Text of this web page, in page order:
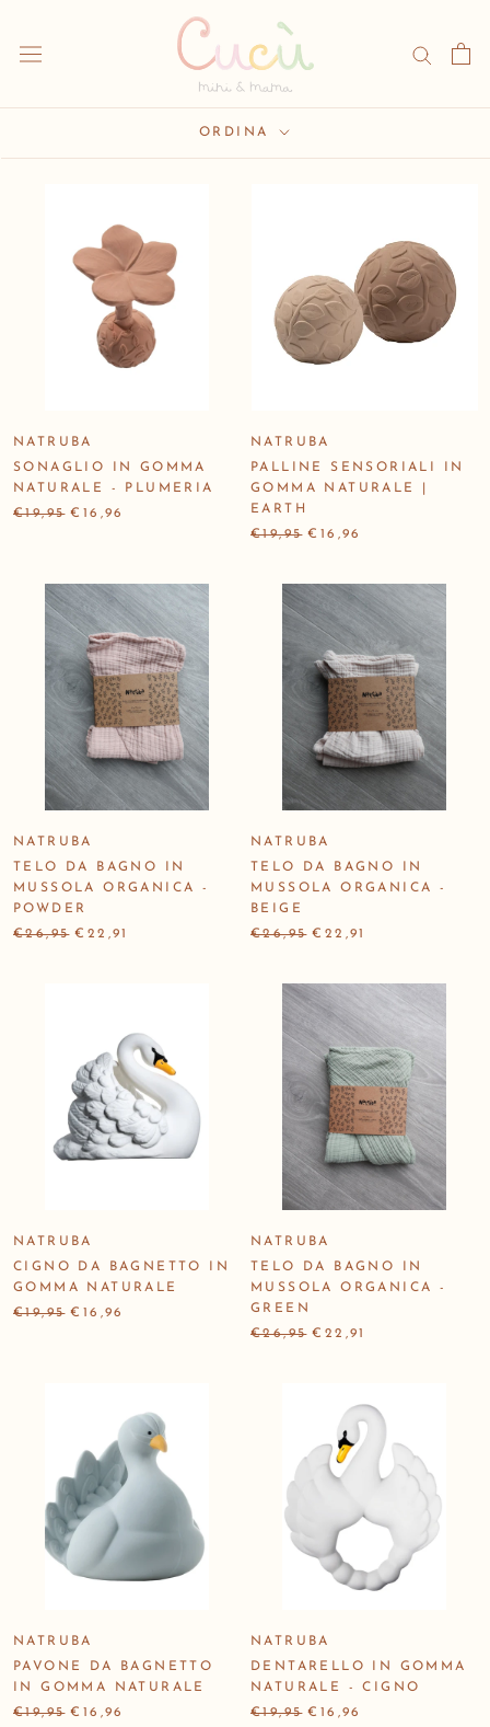
contenuto
ORDINA
NATRUBA
SONAGLIO IN GOMMA
NATURALE - PLUMERIA
€19,95 €16,96
NATRUBA
PALLINE SENSORIALI IN
GOMMA NATURALE |
EARTH
€19,95 €16,96
NATRUBA
TELO DA BAGNO IN
MUSSOLA ORGANICA -
POWDER
€26,95 €22,91
NATRUBA
TELO DA BAGNO IN
MUSSOLA ORGANICA -
BEIGE
€26,95 €22,91
NATRUBA
CIGNO DA BAGNETTO IN
GOMMA NATURALE
€19,95 €16,96
NATRUBA
TELO DA BAGNO IN
MUSSOLA ORGANICA -
GREEN
€26,95 €22,91
NATRUBA
PAVONE DA BAGNETTO
IN GOMMA NATURALE
€19,95 €16,96
NATRUBA
DENTARELLO IN GOMMA
NATURALE - CIGNO
€19,95 €16,96